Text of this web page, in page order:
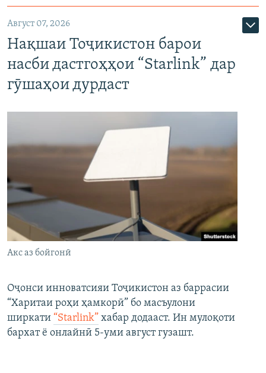
Август 07, 2026
Нақшаи Тоҷикистон барои
насби дастгоҳҳои “Starlink” дар
гӯшаҳои дурдаст
Акс аз бойгонӣ
Оҷонси инноватсияи Тоҷикистон аз баррасии
“Харитаи роҳи ҳамкорӣ” бо масъулони
ширкати “Starlink” хабар додааст. Ин мулоқоти
бархат ё онлайнӣ 5-уми август гузашт.